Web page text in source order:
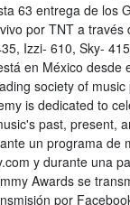
63 entrega de los
por TNT a través
Izzi- 610, Sky-
en México desde
society of
is dedicated to
past, present,
un programa de
y durante una
Awards se
por